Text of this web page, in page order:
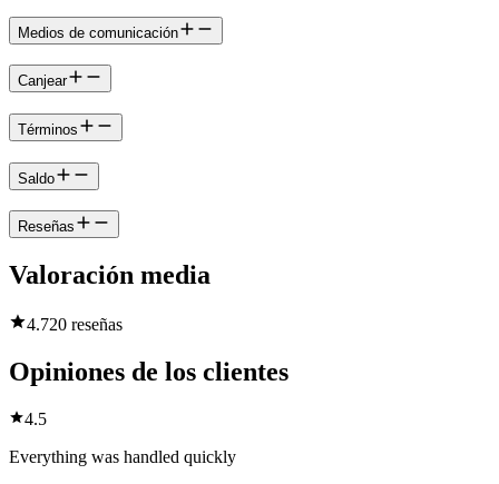
Medios de comunicación
Canjear
Términos
Saldo
Reseñas
Valoración media
4.720 reseñas
Opiniones de los clientes
4.5
Everything was handled quickly